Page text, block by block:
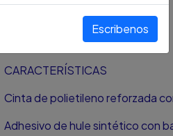
Elongación 30%
Empaque Encogible
CARACTERÍSTICAS
Cinta de polietileno reforzada
Adhesivo de hule sintético con
Escribenos